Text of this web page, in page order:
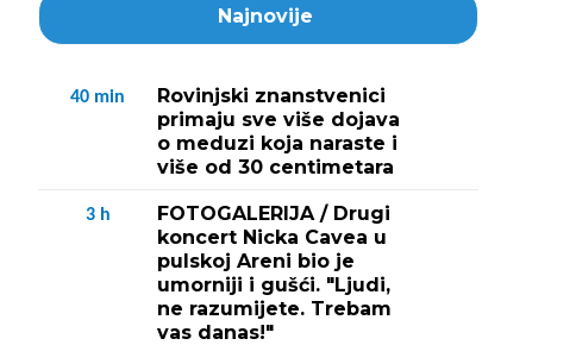
Najnovije
40 min
Rovinjski znanstvenici
primaju sve više dojava
o meduzi koja naraste i
više od 30 centimetara
3 h
FOTOGALERIJA / Drugi
koncert Nicka Cavea u
pulskoj Areni bio je
umorniji i gušći. "Ljudi,
ne razumijete. Trebam
vas danas!"